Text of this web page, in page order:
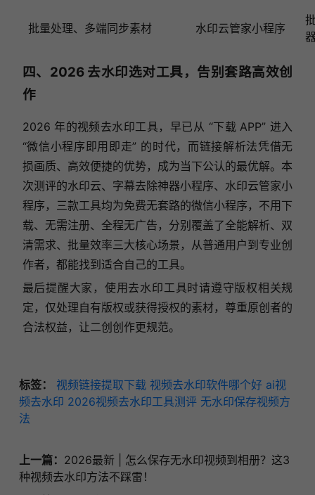
批量处理、多端同步素材 水印云管家小程序
四、2026 去水印选对工具，告别套路高效创
作
2026 年的视频去水印工具，早已从 “下载 APP” 进入
“微信小程序即用即走” 的时代，而链接解析法凭借无
损画质、高效便捷的优势，成为当下公认的最优解。本
次测评的水印云、字幕去除神器小程序、水印云管家小
程序，三款工具均为免费无套路的微信小程序，不用下
载、无需注册、全程无广告，分别覆盖了全能解析、双
清需求、批量效率三大核心场景，从普通用户到专业创
作者，都能找到适合自己的工具。
最后提醒大家，使用去水印工具时请遵守版权相关规
定，仅处理自有版权或获得授权的素材，尊重原创者的
合法权益，让二创创作更规范。
标签： 视频链接提取下载 视频去水印软件哪个好 ai视
频去水印 2026视频去水印工具测评 无水印保存视频方
法
上一篇： 2026最新 | 怎么保存无水印视频到相册？这3
种视频去水印方法不踩雷！